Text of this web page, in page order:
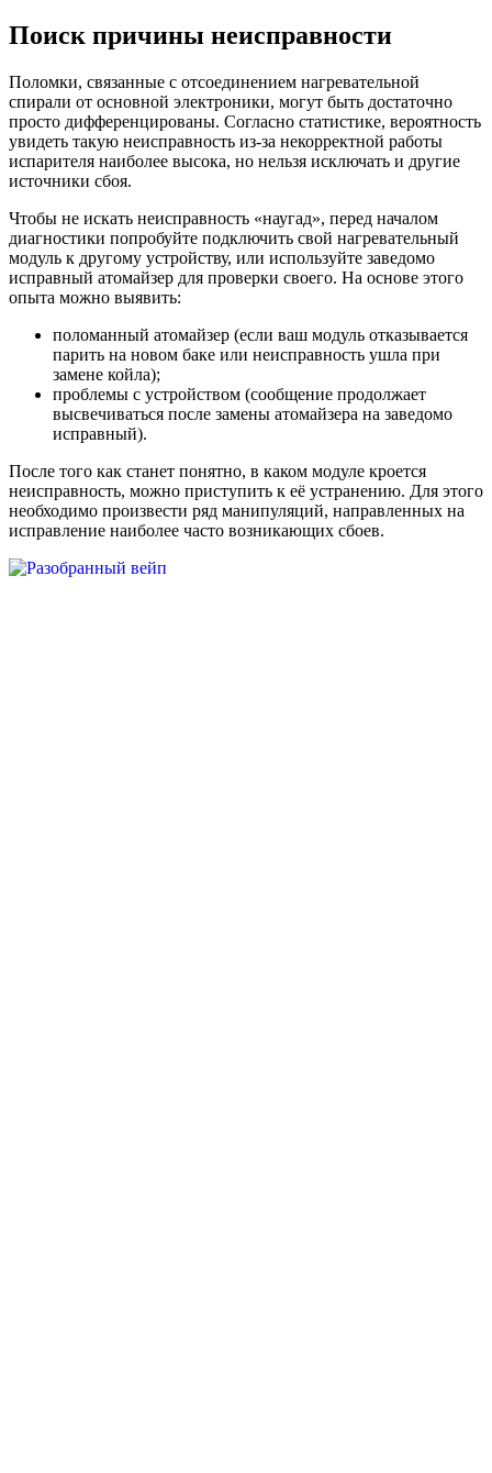
Поиск причины неисправности
Поломки, связанные с отсоединением нагревательной
спирали от основной электроники, могут быть достаточно
просто дифференцированы. Согласно статистике, вероятность
увидеть такую неисправность из-за некорректной работы
испарителя наиболее высока, но нельзя исключать и другие
источники сбоя.
Чтобы не искать неисправность «наугад», перед началом
диагностики попробуйте подключить свой нагревательный
модуль к другому устройству, или используйте заведомо
исправный атомайзер для проверки своего. На основе этого
опыта можно выявить:
поломанный атомайзер (если ваш модуль отказывается
парить на новом баке или неисправность ушла при
замене койла);
проблемы с устройством (сообщение продолжает
высвечиваться после замены атомайзера на заведомо
исправный).
После того как станет понятно, в каком модуле кроется
неисправность, можно приступить к её устранению. Для этого
необходимо произвести ряд манипуляций, направленных на
исправление наиболее часто возникающих сбоев.